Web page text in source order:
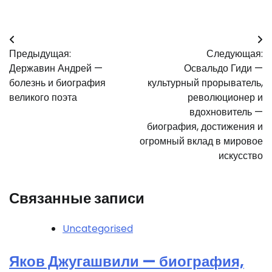
Навигация
по
записям
Предыдущая:
Державин Андрей —
болезнь и биография
великого поэта
Следующая:
Освальдо Гиди —
культурный прорыватель,
революционер и
вдохновитель —
биография, достижения и
огромный вклад в мировое
искусство
Связанные записи
Uncategorised
Яков Джугашвили — биография,